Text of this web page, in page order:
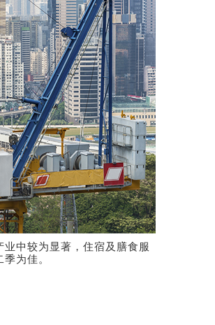
中较为显著，住宿及膳食服
为佳。